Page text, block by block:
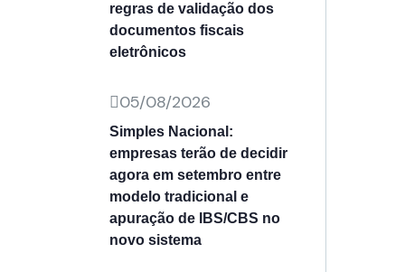
regras de validação dos
documentos fiscais
eletrônicos
05/08/2026
Simples Nacional:
empresas terão de decidir
agora em setembro entre
modelo tradicional e
apuração de IBS/CBS no
novo sistema